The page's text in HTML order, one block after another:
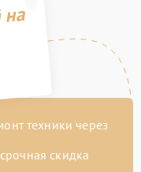
техники через
скидка